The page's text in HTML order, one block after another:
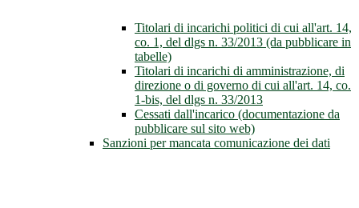
Titolari di incarichi politici di cui all'art. 14,
co. 1, del dlgs n. 33/2013 (da pubblicare in
tabelle)
Titolari di incarichi di amministrazione, di
direzione o di governo di cui all'art. 14, co.
1-bis, del dlgs n. 33/2013
Cessati dall'incarico (documentazione da
pubblicare sul sito web)
Sanzioni per mancata comunicazione dei dati